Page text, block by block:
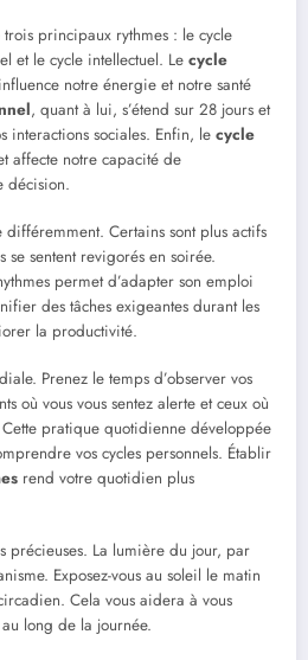
trois principaux rythmes : le cycle
et le cycle intellectuel. Le cycle
notre énergie et notre santé
, quant à lui, s’étend sur 28 jours et
interactions sociales. Enfin, le cycle
affecte notre capacité de
décision.
Certains sont plus actifs
se sentent revigorés en soirée.
permet d’adapter son emploi
des tâches exigeantes durant les
la productivité.
Prenez le temps d’observer vos
où vous vous sentez alerte et ceux où
pratique quotidienne développée
vos cycles personnels. Établir
rend votre quotidien plus
précieuses. La lumière du jour, par
Exposez-vous au soleil le matin
Cela vous aidera à vous
long de la journée.